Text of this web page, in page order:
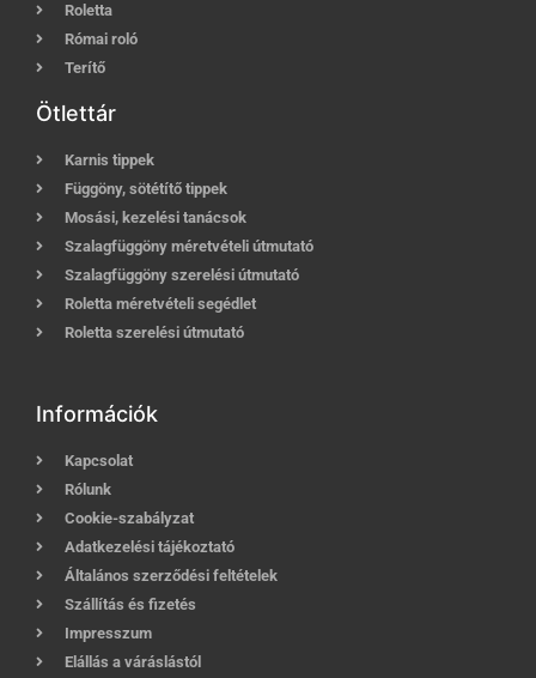
Roletta
Római roló
Terítő
Ötlettár
Karnis tippek
Függöny, sötétítő tippek
Mosási, kezelési tanácsok
Szalagfüggöny méretvételi útmutató
Szalagfüggöny szerelési útmutató
Roletta méretvételi segédlet
Roletta szerelési útmutató
Információk
Kapcsolat
Rólunk
Cookie-szabályzat
Adatkezelési tájékoztató
Általános szerződési feltételek
Szállítás és fizetés
Impresszum
Elállás a váráslástól